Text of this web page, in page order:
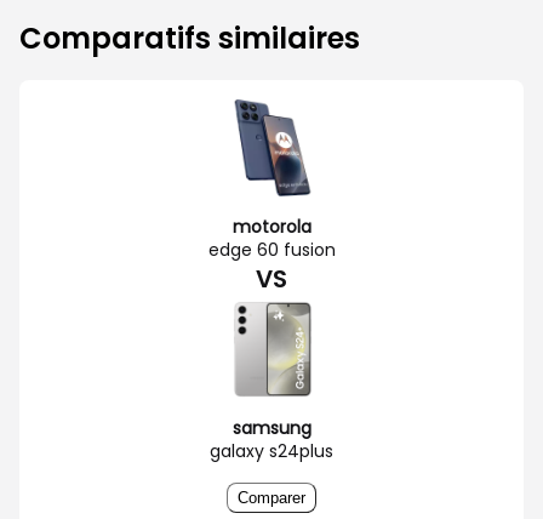
Comparatifs similaires
motorola
edge 60 fusion
VS
samsung
galaxy s24plus
Comparer